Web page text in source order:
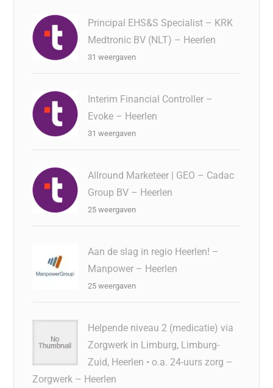
Principal EHS&S Specialist – KRK
Medtronic BV (NLT) – Heerlen
31 weergaven
Interim Financial Controller –
Evoke – Heerlen
31 weergaven
Allround Marketeer | GEO – Cadac
Group BV – Heerlen
25 weergaven
Aan de slag in regio Heerlen! –
Manpower – Heerlen
25 weergaven
Helpende niveau 2 (medicatie) via
Zorgwerk in Limburg, Limburg-
Zuid, Heerlen • o.a. 24-uurs zorg –
Zorgwerk – Heerlen